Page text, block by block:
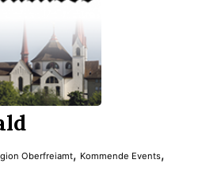
Oberfreiamt, Kommende Events,